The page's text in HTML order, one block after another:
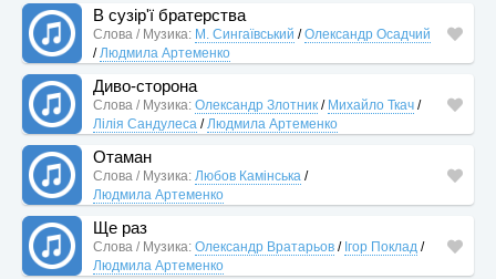
В сузір'ї братерства
Слова / Музика: М. Сингаївський /Олександр Осадчий
/ Людмила Артеменко
Диво-сторона
Слова / Музика: Олександр Злотник / Михайло Ткач /
Лілія Сандулеса / Людмила Артеменко
Отаман
Слова / Музика: Любов Камінська /
Людмила Артеменко
Ще раз
Слова / Музика: Олександр Вратарьов / Ігор Поклад /
Людмила Артеменко